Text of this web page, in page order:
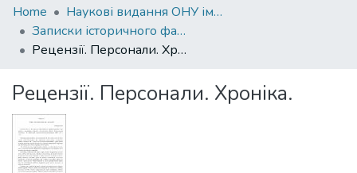
Communities
&
Collections
Statistics
Home
Наукові видання ОНУ імені І. І. Мечникова
Записки історичного факультету
Рецензії. Персонали. Хроніка.
Рецензії. Персонали. Хроніка.